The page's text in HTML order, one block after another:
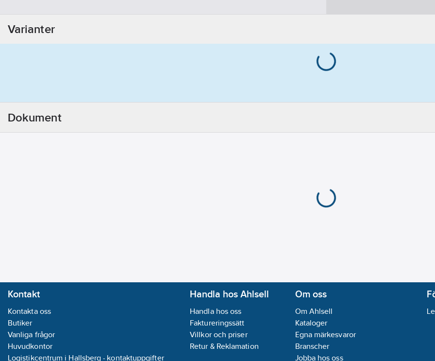
Varianter
Dokument
Kontakt
Kontakta oss
Butiker
Vanliga frågor
Huvudkontor
Logistikcentrum i Hallsberg - kontaktuppgifter
Handla hos Ahlsell
Handla hos oss
Faktureringssätt
Villkor och priser
Retur & Reklamation
Om oss
Om Ahlsell
Kataloger
Egna märkesvaror
Branscher
Jobba hos oss